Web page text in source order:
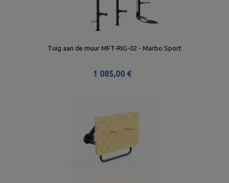
Tuig aan de muur MFT-RIG-02 - Marbo Sport
1 085,00 €